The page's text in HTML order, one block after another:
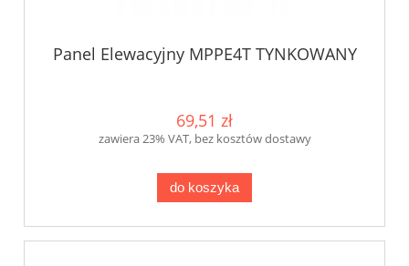
Panel Elewacyjny MPPE4T TYNKOWANY
69,51 zł
zawiera 23% VAT, bez kosztów dostawy
do koszyka